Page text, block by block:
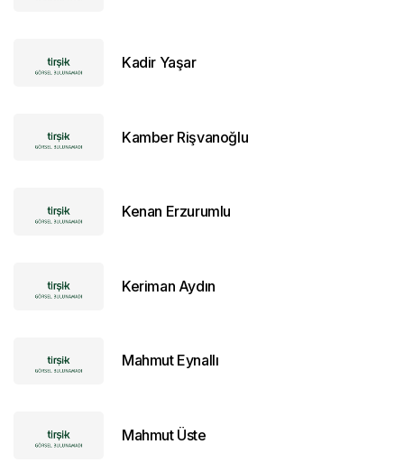
Kadir Yaşar
Kamber Rişvanoğlu
Kenan Erzurumlu
Keriman Aydın
Mahmut Eynallı
Mahmut Üste